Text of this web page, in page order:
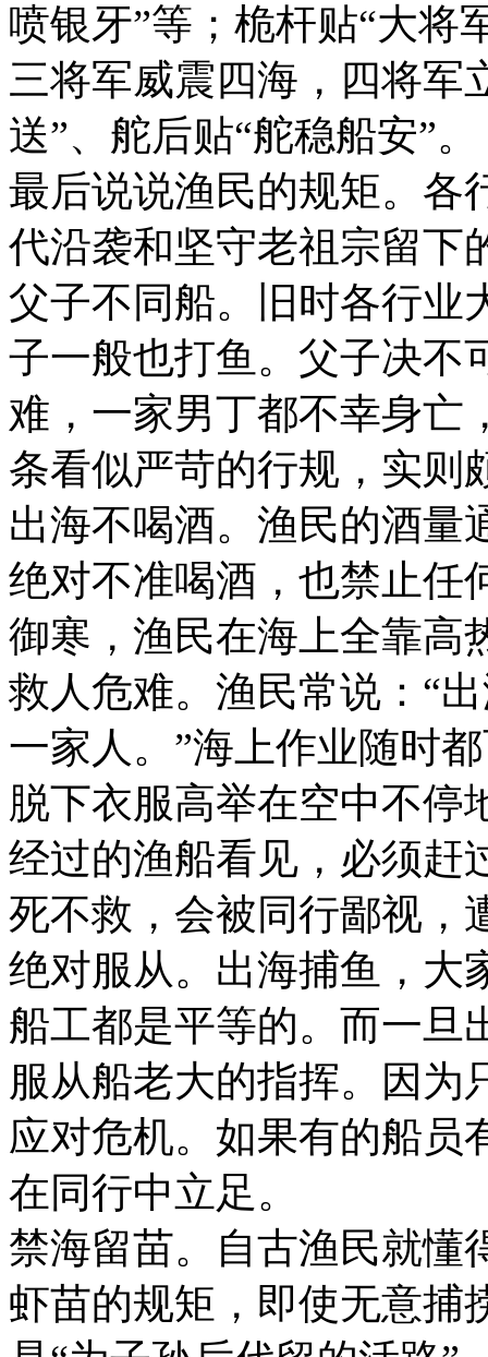
喷银牙”等；桅杆贴“大将
三将军威震四海，四将军
送”、舵后贴“舵稳船安”。
最后说说渔民的规矩。各
代沿袭和坚守老祖宗留下
父子不同船。旧时各行业
子一般也打鱼。父子决不
难，一家男丁都不幸身亡
条看似严苛的行规，实则
出海不喝酒。渔民的酒量
绝对不准喝酒，也禁止任
御寒，渔民在海上全靠高
救人危难。渔民常说：“
一家人。”海上作业随时
脱下衣服高举在空中不停
经过的渔船看见，必须赶
死不救，会被同行鄙视，
绝对服从。出海捕鱼，大
船工都是平等的。而一旦
服从船老大的指挥。因为
应对危机。如果有的船员
在同行中立足。
禁海留苗。自古渔民就懂
虾苗的规矩，即使无意捕